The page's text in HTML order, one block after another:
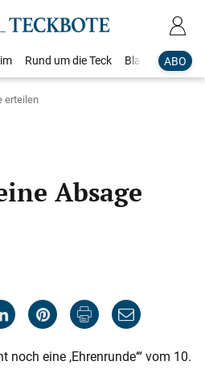
ABO
Rund um die Teck Blaulicht
erteilen
Absage
noch eine ,Ehrenrunde‘“ vom 10.